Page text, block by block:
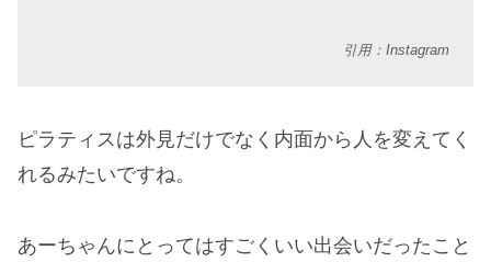
引用：Instagram
ピラティスは外見だけでなく内面から人を変えてく
れるみたいですね。
あーちゃんにとってはすごくいい出会いだったこと